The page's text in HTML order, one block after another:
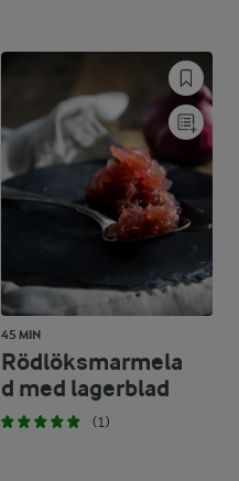
45 MIN
Rödlöksmarmela
d med lagerblad
(1)